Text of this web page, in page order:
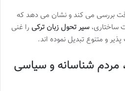
دقت بررسی می کند و نشان می دهد که
ساختاری،سیر تحول زبان ترکی را غنی
و متنوع تبدیل نموده اند.
مردم شناسانه و سیاسی